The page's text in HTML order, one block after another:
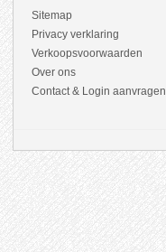
Sitemap
Privacy verklaring
Verkoopsvoorwaarden
Over ons
Contact & Login aanvragen